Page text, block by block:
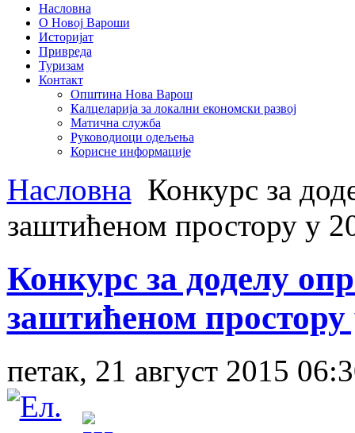
Насловна
О Новој Вароши
Историјат
Привреда
Туризам
Контакт
Општина Нова Варош
Калцеларија за локални економски развој
Матична служба
Руководиоци одељења
Корисне информације
Насловна Конкурс за
заштићеном простору у
Конкурс за доделу
заштићеном простору
петак, 21 август 2015